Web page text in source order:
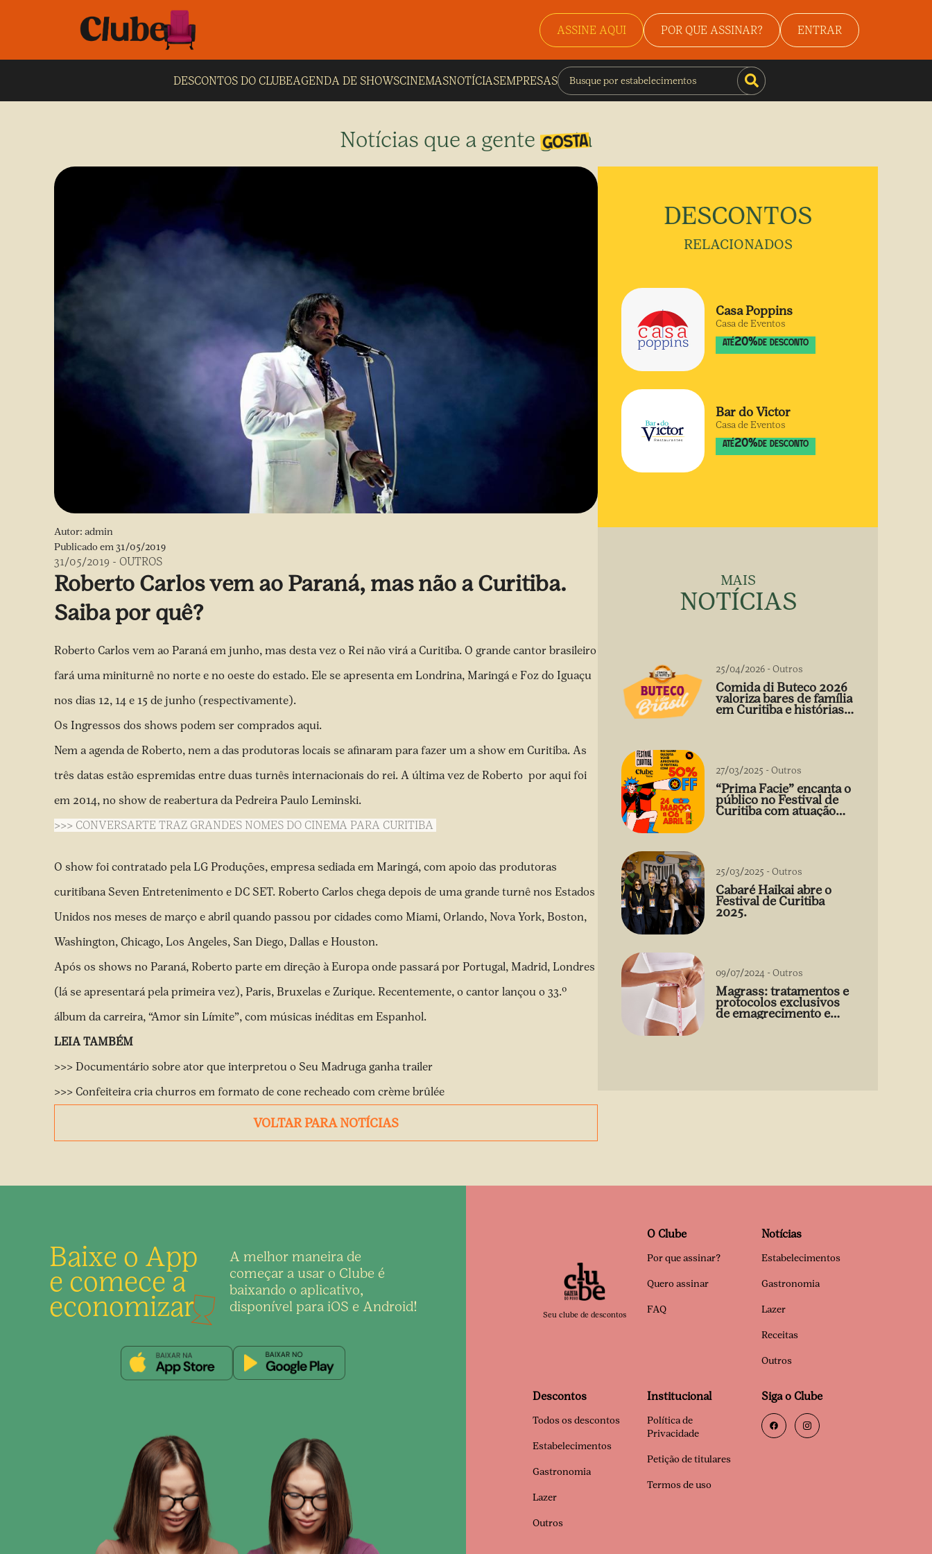
ASSINE AQUI POR QUE ASSINAR? ENTRAR
DESCONTOS DO CLUBEAGENDA DE SHOWSCINEMASNOTÍCIASEMPRESAS
Notícias que a gente gosta
Autor: admin
Publicado em31/05/2019
31/05/2019 - OUTROS
Roberto Carlos vem ao Paraná, mas não a Curitiba.
Saiba por quê?
Roberto Carlos vem ao Paraná em junho, mas desta vez o Rei não virá a Curitiba. O grande cantor brasileiro
fará uma miniturnê no norte e no oeste do estado. Ele se apresenta em Londrina, Maringá e Foz do Iguaçu
nos dias 12, 14 e 15 de junho (respectivamente).
Os Ingressos dos shows podem ser comprados aqui.
Nem a agenda de Roberto, nem a das produtoras locais se afinaram para fazer um a show em Curitiba. As
três datas estão espremidas entre duas turnês internacionais do rei. A última vez de Roberto por aqui foi
em 2014, no show de reabertura da Pedreira Paulo Leminski.
>>> CONVERSARTE TRAZ GRANDES NOMES DO CINEMA PARA CURITIBA
O show foi contratado pela LG Produções, empresa sediada em Maringá, com apoio das produtoras
curitibana Seven Entretenimento e DC SET. Roberto Carlos chega depois de uma grande turnê nos Estados
Unidos nos meses de março e abril quando passou por cidades como Miami, Orlando, Nova York, Boston,
Washington, Chicago, Los Angeles, San Diego, Dallas e Houston.
Após os shows no Paraná, Roberto parte em direção à Europa onde passará por Portugal, Madrid, Londres
(lá se apresentará pela primeira vez), Paris, Bruxelas e Zurique. Recentemente, o cantor lançou o 33.º
álbum da carreira, “Amor sin Límite”, com músicas inéditas em Espanhol.
LEIA TAMBÉM
>>> Documentário sobre ator que interpretou o Seu Madruga ganha trailer
>>> Confeiteira cria churros em formato de cone recheado com crème brûlée
VOLTAR PARA NOTÍCIAS
DESCONTOS
RELACIONADOS
Casa Poppins
Casa de Eventos
ATÉ20%DE DESCONTO
Bar do Victor
Casa de Eventos
ATÉ20%DE DESCONTO
MAIS
NOTÍCIAS
25/04/2026 -Outros
Comida di Buteco 2026
valoriza bares de família
em Curitiba e histórias
27/03/2025 -Outros
“Prima Facie” encanta o
público no Festival de
Curitiba com atuação
arrebatadora de Débora
25/03/2025 -Outros
Cabaré Haikai abre o
Festival de Curitiba
2025.
09/07/2024 -Outros
Magrass: tratamentos e
protocolos exclusivos
de emagrecimento e
estética sem uso de
Baixe o App
e comece a
economizar
A melhor maneira de
começar a usar o Clube é
baixando o aplicativo,
disponível para iOS e Android!
Seu clube de descontos
O Clube
Por que assinar?
Quero assinar
FAQ
Notícias
Estabelecimentos
Gastronomia
Lazer
Receitas
Outros
Descontos
Todos os descontos
Estabelecimentos
Gastronomia
Lazer
Outros
Institucional
Política de
Privacidade
Petição de titulares
Termos de uso
Siga o Clube